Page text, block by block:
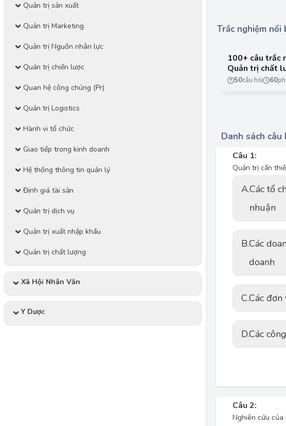
Quản trị sản xuất
Quản trị Marketing
Quản trị Nguồn nhân lực
Quản trị chiến lược
Quan hệ công chúng (Pr)
Quản trị Logistics
Hành vi tổ chức
Giao tiếp trong kinh doanh
Hệ thống thông tin quản lý
Định giá tài sản
Quản trị dịch vụ
Quản trị xuất nhập khẩu
Quản trị chất lượng
Xã Hội Nhân Văn
Y Dược
Trắc nghiệm nổi
100+ câu trắc
Quản trị chất
vụ có lời giải
50câu hỏi 60
Danh sách câu
Câu 1:
Quản trị cần
A.Các tổ
nhuận
B.Các
doanh
C.Các đơn
D.Các
Câu 2:
Nghiên cứu của